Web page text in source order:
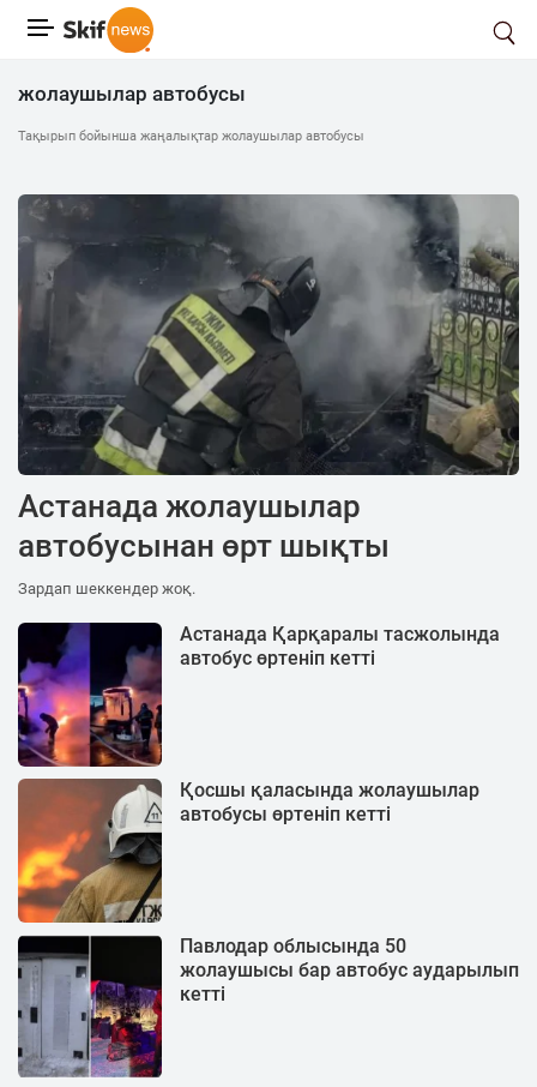
жолаушылар автобусы
Тақырып бойынша жаңалықтар жолаушылар автобусы
Астанада жолаушылар
автобусынан өрт шықты
Зардап шеккендер жоқ.
Астанада Қарқаралы тасжолында
автобус өртеніп кетті
Қосшы қаласында жолаушылар
автобусы өртеніп кетті
Павлодар облысында 50
жолаушысы бар автобус аударылып
кетті